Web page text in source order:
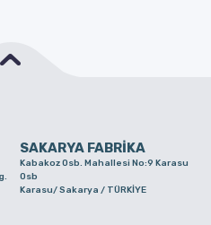
SAKARYA FABRİKA
Kabakoz Osb. Mahallesi No:9 Karasu
Osb
Karasu/ Sakarya / TÜRKİYE